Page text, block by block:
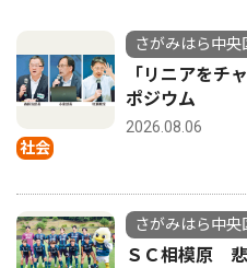
社会
さがみはら中央
「リニアを
ポジウム
2026.08.06
さがみはら中央
ＳＣ相模原